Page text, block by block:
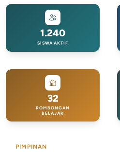
1.240
SISWA AKTIF
32
ROMBONGAN
BELAJAR
PIMPINAN